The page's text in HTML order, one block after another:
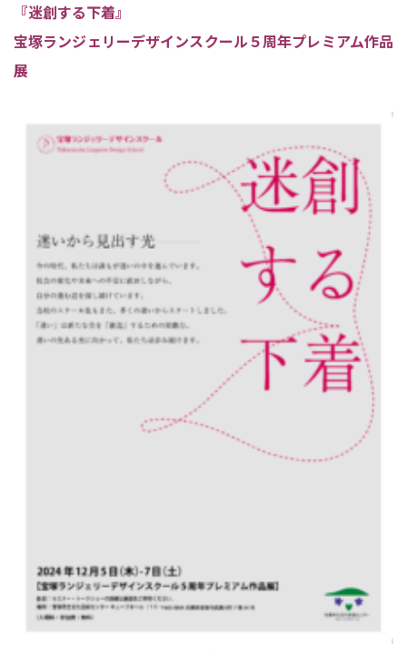
『迷創する下着』
宝塚ランジェリーデザインスクール５周年プレミアム作品
展